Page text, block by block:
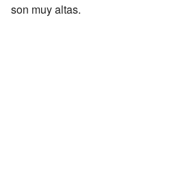
son muy altas.